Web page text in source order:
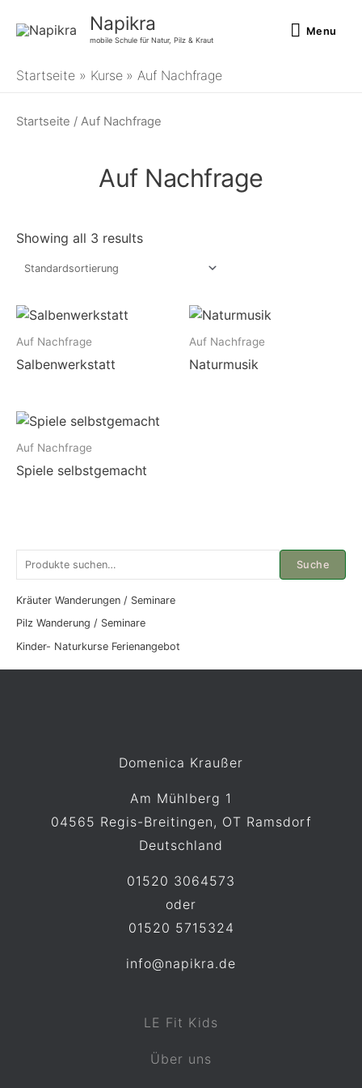
Inhalt
Napikra
mobile Schule für Natur, Pilz & Kraut
Menu
Startseite Kurse Auf Nachfrage
Startseite / Auf Nachfrage
Auf Nachfrage
Showing all 3 results
Auf Nachfrage
Salbenwerkstatt
Auf Nachfrage
Naturmusik
Auf Nachfrage
Spiele selbstgemacht
u
c
h
e
Suche
Kräuter Wanderungen / Seminare
Pilz Wanderung / Seminare
Kinder- Naturkurse Ferienangebot
Domenica Kraußer
Am Mühlberg 1
04565 Regis-Breitingen, OT Ramsdorf
Deutschland
01520 3064573
oder
01520 5715324
info@napikra.de
LE Fit Kids
Über uns